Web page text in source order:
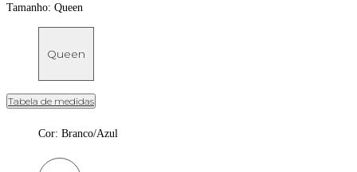
Tamanho: Queen
Queen
Tabela de medidas
Cor: Branco/Azul
Cor: Branco/Azul